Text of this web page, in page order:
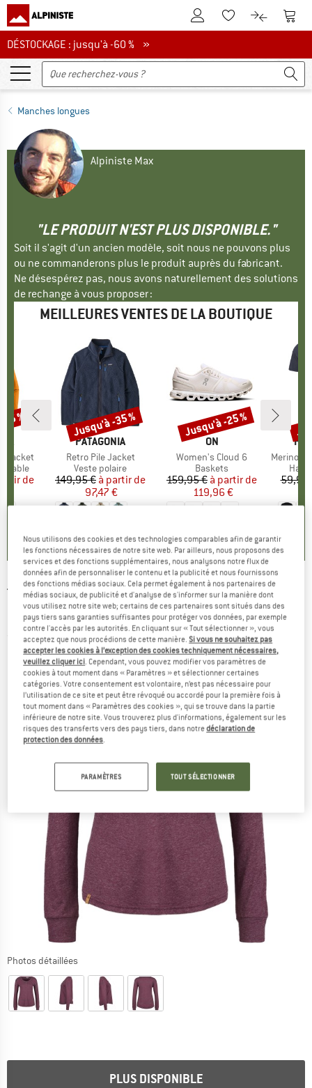
Vers le compte client
Vers la liste
Vers le
DÉSTOCKAGE : jusqu'à -60 %
DÉSTOCKAGE : jusqu'à -60 % »
Manches longues
Alpiniste Max
"LE PRODUIT N'EST PLUS DISPONIBLE."
Soit il s'agit d'un ancien modèle, soit nous ne pouvons plus
ou ne commanderons plus le produit auprès du fabricant.
Ne désespérez pas, nous avons naturellement des solutions
de rechange à vous proposer :
MEILLEURES VENTES DE LA BOUTIQUE
Jacket
réduit
de
%
MARQUE
PATAGONIA
Article
Retro Pile Jacket
Product group
Veste polaire
Prix
149,95 € Prix réduit
à partir de
97,47 €
Remise
Jusqu'à -35 %
MARQUE
ON
Article
Women's Cloud 6
Product group
Baskets
Prix
159,95 € Prix réduit
à partir de
119,96 €
Remise
Jusqu'à -25 %
Article
MerinoMix150
Haut
59,95
TENTREE -Women's Hemp Henley
Longsleeve - Haut à manches longues
(0)
Photos détaillées
PLUS DISPONIBLE
Nous utilisons des cookies et des technologies comparables afin de garantir
les fonctions nécessaires de notre site web. Par ailleurs, nous proposons des
services et des fonctions supplémentaires, nous analysons notre flux de
données afin de personnaliser le contenu et la publicité et nous fournissons
des fonctions médias sociaux. Cela permet également à nos partenaires de
médias sociaux, de publicité et d'analyse de s'informer sur la manière dont
vous utilisez notre site web; certains de ces partenaires sont situés dans des
pays tiers sans garanties suffisantes pour protéger vos données, par exemple
contre l'accès par les autorités. En cliquant sur « Tout sélectionner », vous
acceptez que nous procédions de cette manière.Si vous ne souhaitez pas
accepter les cookies à l’exception des cookies techniquement nécessaires,
veuillez cliquer ici. Cependant, vous pouvez modifier vos paramètres de
cookies à tout moment dans « Paramètres » et sélectionner certaines
catégories. Votre consentement est volontaire, n’est pas nécessaire pour
l’utilisation de ce site et peut être révoqué ou accordé pour la première fois à
tout moment dans « Paramètres des cookies », qui se trouve dans la partie
inférieure de notre site. Vous trouverez plus d'informations, également sur les
risques des transferts vers des pays tiers, dans notredéclaration de
protection des données.
PARAMÈTRES TOUT SÉLECTIONNER